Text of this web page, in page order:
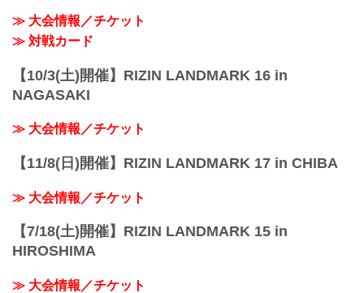
≫ 大会情報／チケット
≫ 対戦カード
【10/3(土)開催】RIZIN LANDMARK 16 in
NAGASAKI
≫ 大会情報／チケット
【11/8(日)開催】RIZIN LANDMARK 17 in CHIBA
≫ 大会情報／チケット
【7/18(土)開催】RIZIN LANDMARK 15 in
HIROSHIMA
≫ 大会情報／チケット